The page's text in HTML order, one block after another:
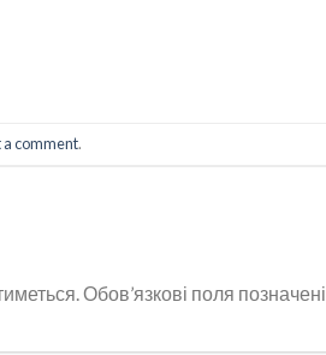
a comment.
Обов’язкові поля позначені